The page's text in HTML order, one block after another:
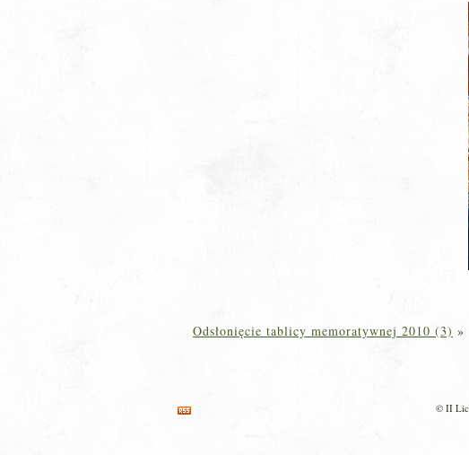
Odsłonięcie tablicy memoratywnej 2010 (3) »
© II